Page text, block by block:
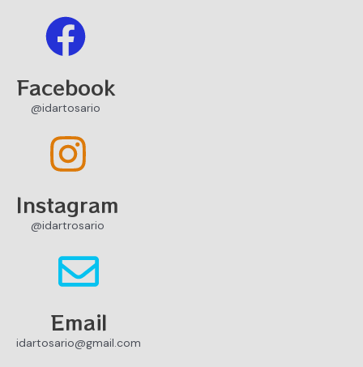
Facebook
@idartosario
Instagram
@idartrosario
Email
idartosario@gmail.com